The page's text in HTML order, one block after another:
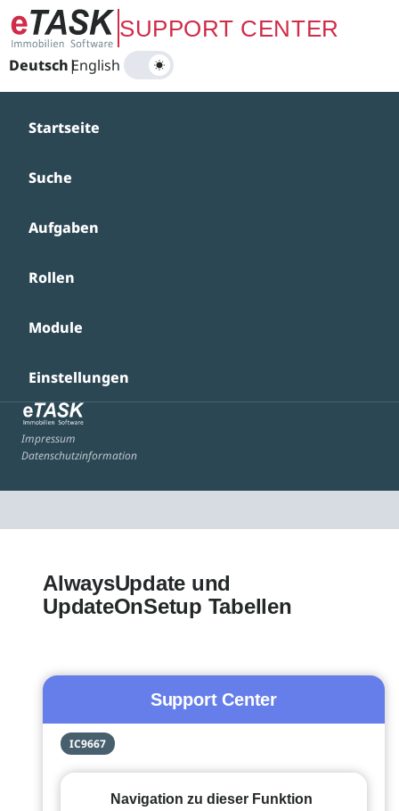
Zum Hauptinhalt springenSUPPORT CENTER
Deutsch|
English
Startseite
Suche
Aufgaben
Rollen
Module
Einstellungen
Impressum
Datenschutzinformation
AlwaysUpdate und
UpdateOnSetup Tabellen
Support Center
IC9667
Navigation zu dieser Funktion